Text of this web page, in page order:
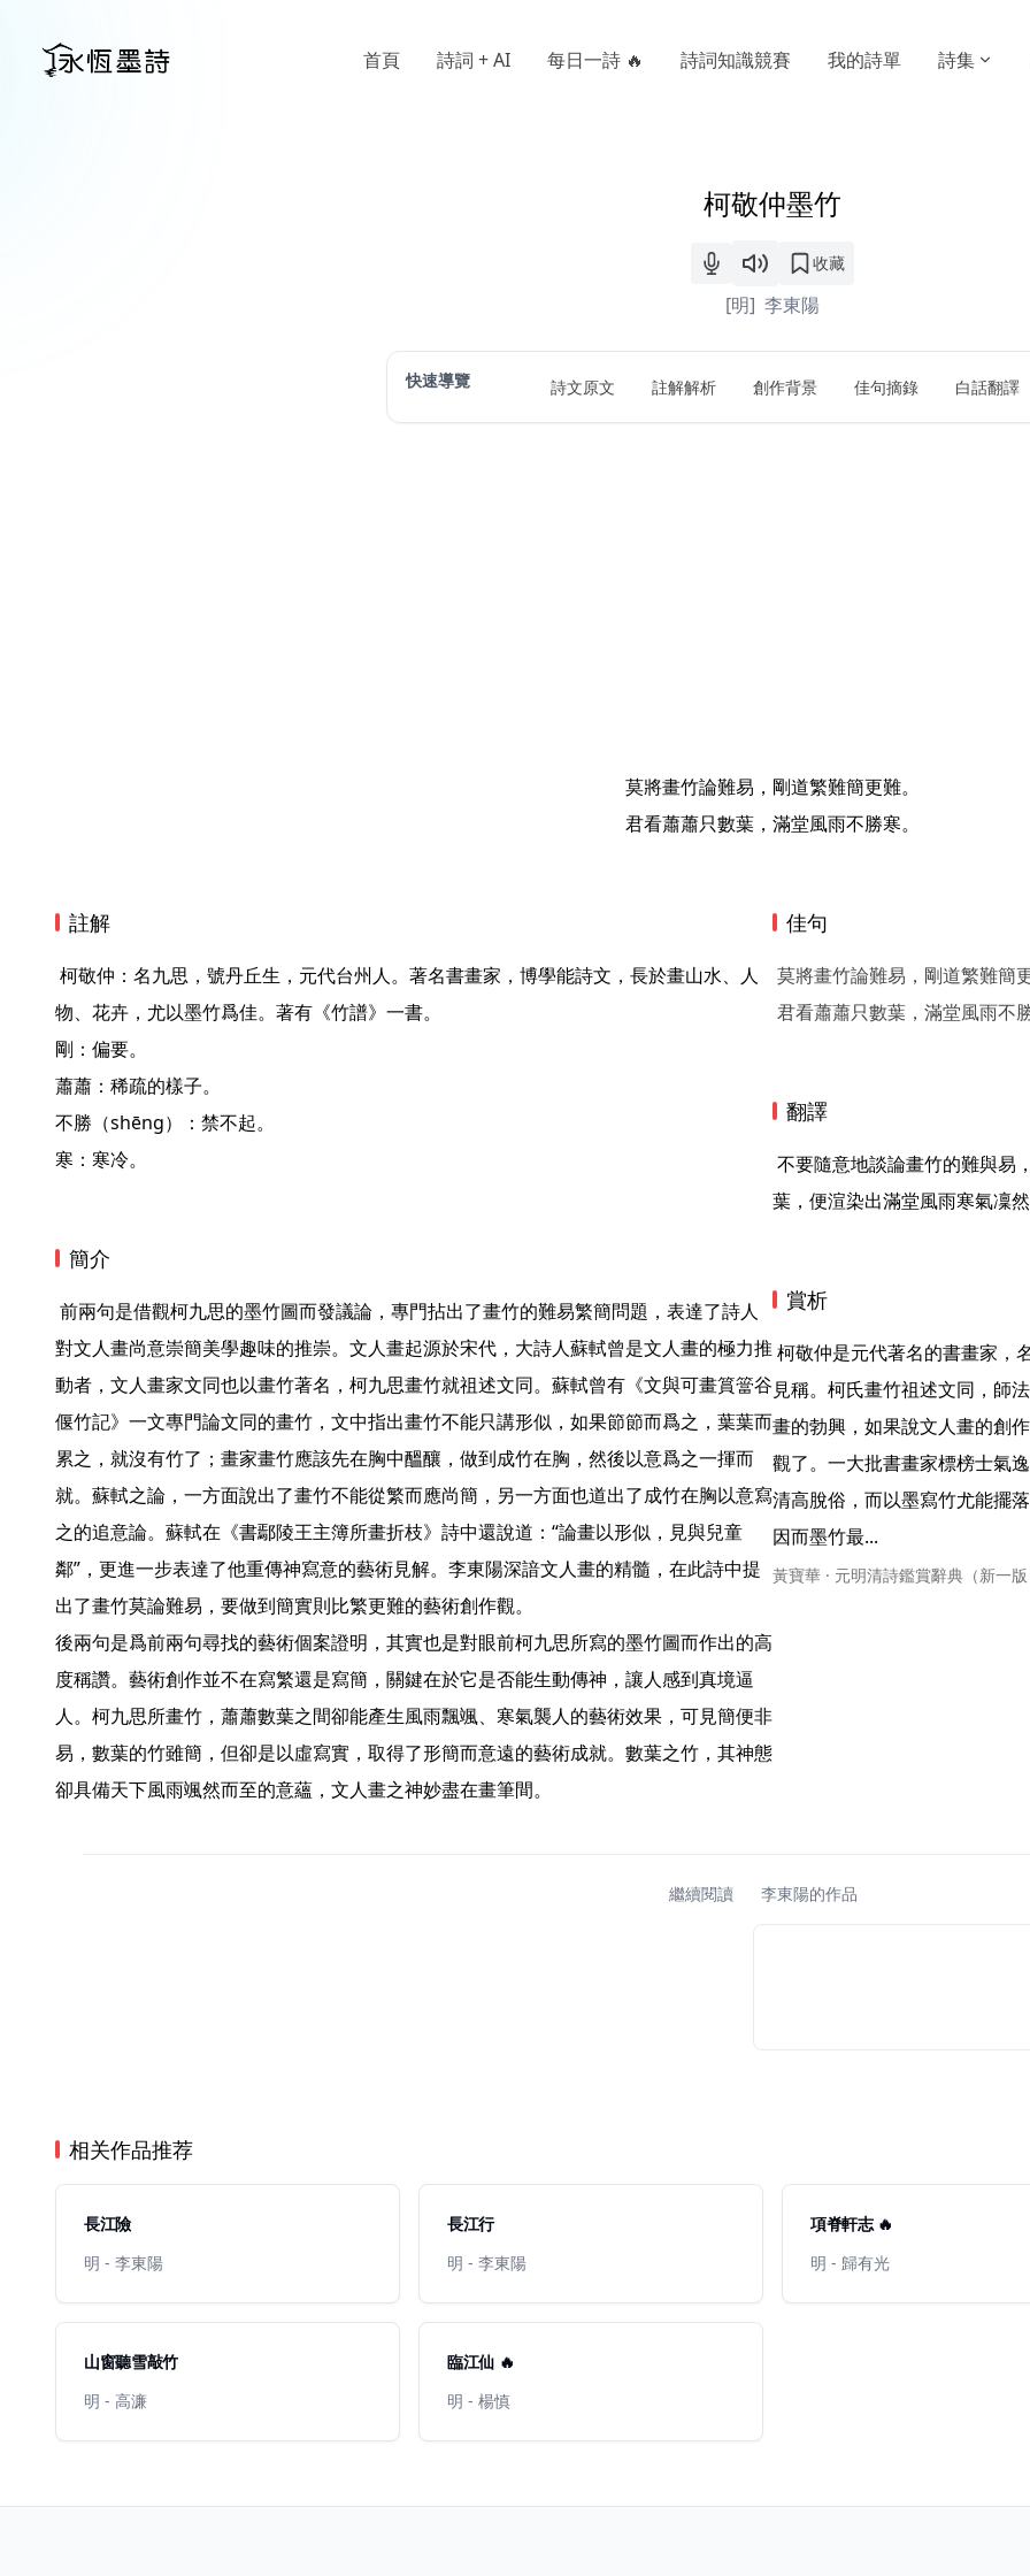
首頁 詩詞 + AI 每日一詩 🔥 詩詞知識競賽 我的詩單 詩集
柯敬仲墨竹
收藏
[明] 李東陽
快速導覽 詩文原文 註解解析 創作背景 佳句摘錄 白話翻譯
莫將畫竹論難易，剛道繁難簡更難。
君看蕭蕭只數葉，滿堂風雨不勝寒。
註解
物、花卉，尤以墨竹爲佳。著有《竹譜》一書。
剛：偏要。
蕭蕭：稀疏的樣子。
不勝（shēng）：禁不起。
寒：寒冷。
簡介
對文人畫尚意崇簡美學趣味的推崇。文人畫起源於宋代，大詩人蘇軾曾是文人畫的極力推
動者，文人畫家文同也以畫竹著名，柯九思畫竹就祖述文同。蘇軾曾有《文與可畫篔簹谷
偃竹記》一文專門論文同的畫竹，文中指出畫竹不能只講形似，如果節節而爲之，葉葉而
累之，就沒有竹了；畫家畫竹應該先在胸中醞釀，做到成竹在胸，然後以意爲之一揮而
就。蘇軾之論，一方面說出了畫竹不能從繁而應尚簡，另一方面也道出了成竹在胸以意寫
之的追意論。蘇軾在《書鄢陵王主簿所畫折枝》詩中還說道：“論畫以形似，見與兒童
鄰”，更進一步表達了他重傳神寫意的藝術見解。李東陽深諳文人畫的精髓，在此詩中提
出了畫竹莫論難易，要做到簡實則比繁更難的藝術創作觀。
後兩句是爲前兩句尋找的藝術個案證明，其實也是對眼前柯九思所寫的墨竹圖而作出的高
度稱讚。藝術創作並不在寫繁還是寫簡，關鍵在於它是否能生動傳神，讓人感到真境逼
人。柯九思所畫竹，蕭蕭數葉之間卻能產生風雨飄颯、寒氣襲人的藝術效果，可見簡便非
易，數葉的竹雖簡，但卻是以虛寫實，取得了形簡而意遠的藝術成就。數葉之竹，其神態
卻具備天下風雨颯然而至的意蘊，文人畫之神妙盡在畫筆間。
佳句
莫將畫竹論難易，剛道繁難簡更
君看蕭蕭只數葉，滿堂風雨不勝
翻譯
葉，便渲染出滿堂風雨寒氣凜然
賞析
見稱。柯氏畫竹祖述文同，師
畫的勃興，如果說文人畫的創
觀了。一大批書畫家標榜士氣
清高脫俗，而以墨寫竹尤能擺
因而墨竹最...
黃寶華 · 元明清詩鑑賞辭典（新一
繼續閱讀 李東陽的作品
相关作品推荐
長江險
明 - 李東陽
長江行
明 - 李東陽
項脊軒志 🔥
明 - 歸有光
山窗聽雪敲竹
明 - 高濂
臨江仙 🔥
明 - 楊慎